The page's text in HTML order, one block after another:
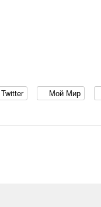
Twitter Мой Мир